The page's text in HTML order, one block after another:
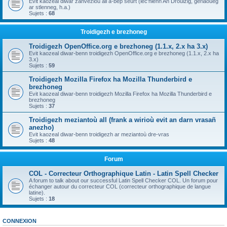
ar stlenneg, h.a.)
Sujets : 68
Troidigezh e brezhoneg
Troidigezh OpenOffice.org e brezhoneg (1.1.x, 2.x ha 3.x)
Evit kaozeal diwar-benn troidigezh OpenOffice.org e brezhoneg (1.1.x, 2.x ha
3.x)
Sujets : 59
Troidigezh Mozilla Firefox ha Mozilla Thunderbird e
brezhoneg
Evit kaozeal diwar-benn troidigezh Mozilla Firefox ha Mozilla Thunderbird e
brezhoneg
Sujets : 37
Troidigezh meziantoù all (frank a wirioù evit an darn vrasañ
anezho)
Evit kaozeal diwar-benn troidigezh ar meziantoù dre-vras
Sujets : 48
Forum
COL - Correcteur Orthographique Latin - Latin Spell Checker
A forum to talk about our successful Latin Spell Checker COL. Un forum pour
échanger autour du correcteur COL (correcteur orthographique de langue
latine).
Sujets : 18
CONNEXION